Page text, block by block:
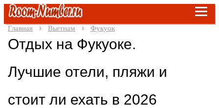
Главная Вьетнам Фукуок
Отдых на Фукуоке.
Лучшие отели, пляжи и
стоит ли ехать в 2026